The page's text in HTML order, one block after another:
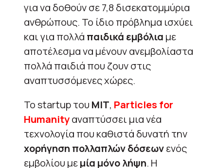
για να δοθούν σε 7,8 δισεκατομμύρια
ανθρώπους. Το ίδιο πρόβλημα ισχύει
και για πολλά παιδικά εμβόλια με
αποτέλεσμα να μένουν ανεμβολίαστα
πολλά παιδιά που ζουν στις
αναπτυσσόμενες χώρες.
Το startup του MIT, Particles for
Humanityαναπτύσσει μια νέα
τεχνολογία που καθιστά δυνατή την
χορήγηση πολλαπλών δόσεωνενός
εμβολίου μεμία μόνο λήψη. Η